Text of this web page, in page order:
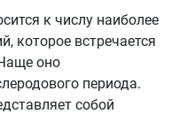
к числу наиболее
которое встречается
оно
периода.
собой